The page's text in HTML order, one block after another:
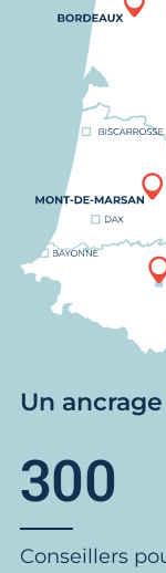
Un
300
Conseillers